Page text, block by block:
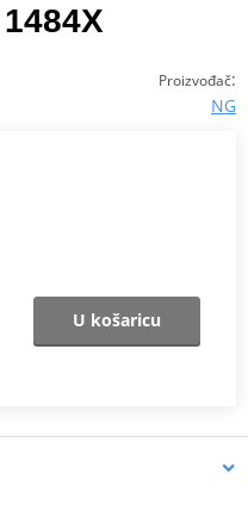
Proizvođač:
NG
U košaricu